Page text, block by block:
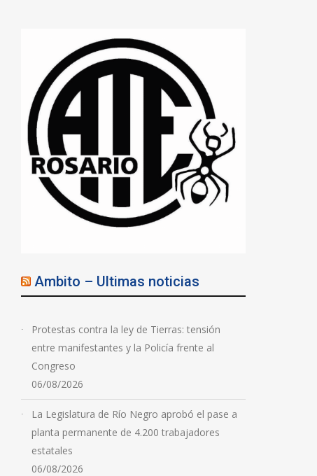
Ambito – Ultimas noticias
Protestas contra la ley de Tierras: tensión
entre manifestantes y la Policía frente al
Congreso
06/08/2026
La Legislatura de Río Negro aprobó el pase a
planta permanente de 4.200 trabajadores
estatales
06/08/2026